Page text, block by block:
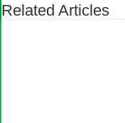
Related Articles